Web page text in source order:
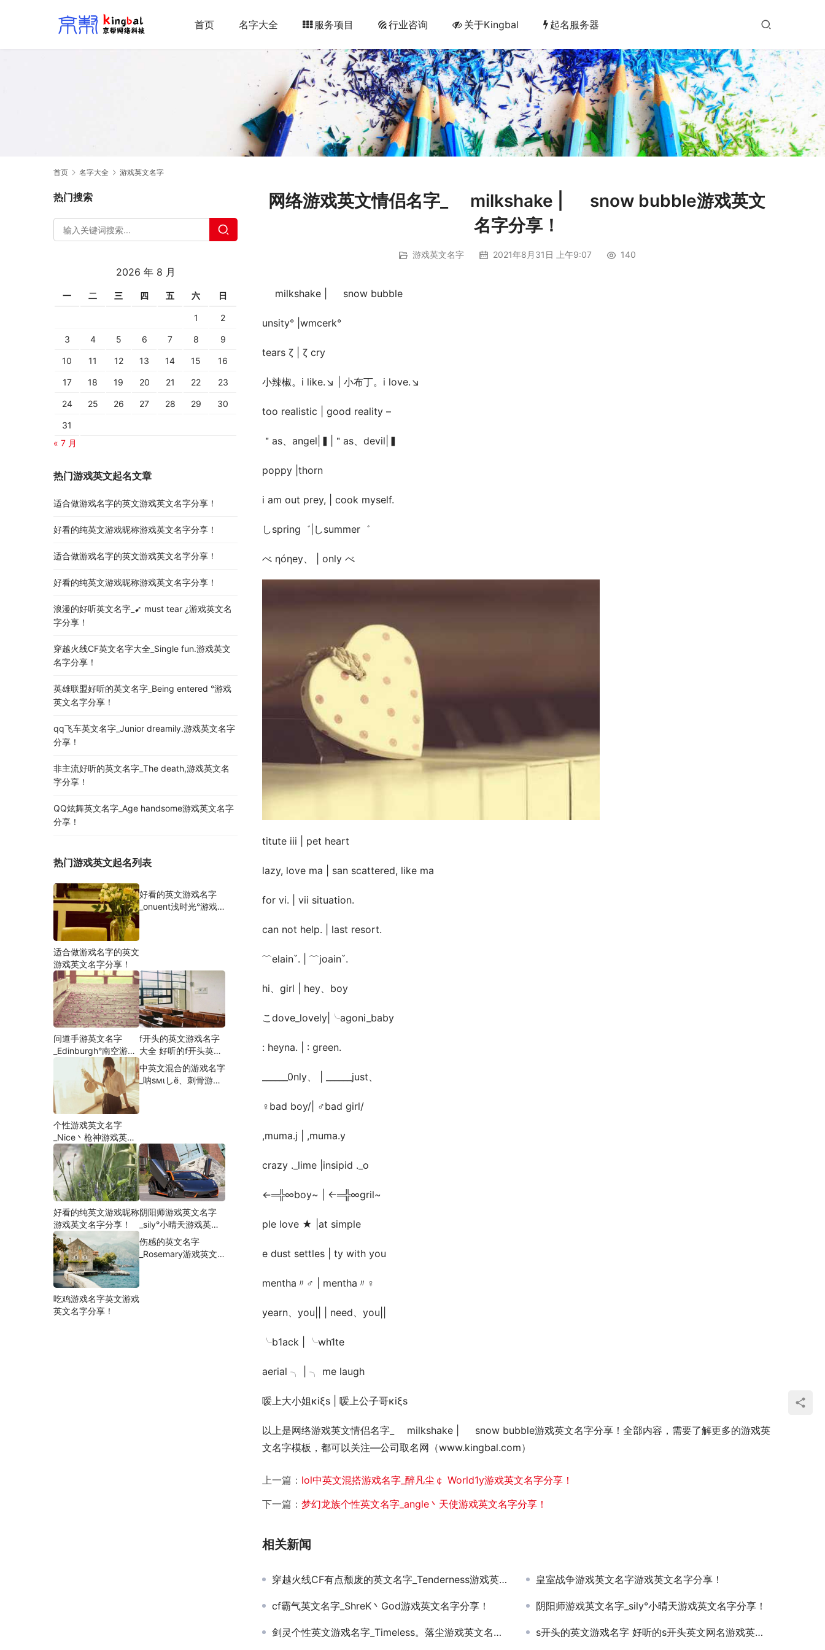
首页 名字大全 服务项目 行业咨询 关于Kingbal 起名服务器
首页 名字大全 游戏英文名字
网络游戏英文情侣名字_ゝ milkshake | ゝ snow bubble游戏英文
名字分享！
游戏英文名字 2021年8月31日 上午9:07 140
ゝ milkshake | ゝ snow bubble
unsity° |wmcerk°
tears ζ | ζ cry
小辣椒。i like.↘ | 小布丁。i love.↘
too realistic | good reality –
＂as、angel|▍|＂as、devil|▍
poppy |thorn
i am out prey, | cook myself.
しspring゛|しsummer゛
べ ηóηey、 | оnly べ
titute iii | pet heart
lazy, love ma | san scattered, like ma
for vi. | vii situation.
can not help. | last resort.
﹌elainˇ. | ﹌joainˇ.
hi、girl | hey、boy
こdove_lovely|╰agoni_baby
: heyna. | : green.
______0nly、 | ______just、
♀bad boy/| ♂bad girl/
,muma.j | ,muma.y
crazy ._lime |insipid ._o
←═╬∞boy~ | ←═╬∞gril~
ple love ★ |at simple
e dust settles | ty with you
mentha〃♂ | mentha〃♀
yearn、you|| | need、you||
╰b1ack | ╰wh1te
aerial ╮ | ╮ me laugh
嗳上大小姐κiξs | 嗳上公子哥κiξs
以上是网络游戏英文情侣名字_ゝ milkshake | ゝ snow bubble游戏英文名字分享！全部内容，需要了解更多的游戏英
文名字模板，都可以关注—公司取名网（www.kingbal.com）
上一篇： lol中英文混搭游戏名字_醉凡尘￠ World1y游戏英文名字分享！
下一篇： 梦幻龙族个性英文名字_angle丶天使游戏英文名字分享！
相关新闻
穿越火线CF有点颓废的英文名字_Tenderness游戏英文名字分享！ 皇室战争游戏英文名字游戏英文名字分享！
cf霸气英文名字_ShreK丶God游戏英文名字分享！ 阴阳师游戏英文名字_sily°小晴天游戏英文名字分享！
剑灵个性英文游戏名字_Timeless。落尘游戏英文名字分享！ s开头的英文游戏名字 好听的s开头英文网名游戏英文名字分享！
热门搜索
2026 年 8 月
一 二 三 四 五 六 日
1 2
3 4 5 6 7 8 9
10 11 12 13 14 15 16
17 18 19 20 21 22 23
24 25 26 27 28 29 30
31
« 7 月
热门游戏英文起名文章
适合做游戏名字的英文游戏英文名字分享！
好看的纯英文游戏昵称游戏英文名字分享！
适合做游戏名字的英文游戏英文名字分享！
好看的纯英文游戏昵称游戏英文名字分享！
浪漫的好听英文名字_➹ must tear ¿游戏英文名
字分享！
穿越火线CF英文名字大全_Single fun.游戏英文
名字分享！
英雄联盟好听的英文名字_Being entered °游戏
英文名字分享！
qq飞车英文名字_Junior dreamily.游戏英文名字
分享！
非主流好听的英文名字_The death,游戏英文名
字分享！
QQ炫舞英文名字_Age handsome游戏英文名字
分享！
热门游戏英文起名列表
适合做游戏名字的英文
游戏英文名字分享！
好看的英文游戏名字
_onuent浅时光°游戏
问道手游英文名字
_Edinburgh°南空游戏
英文名字分享！
f开头的英文游戏名字
大全 好听的f开头英文
网名游戏英文名字分
享！
个性游戏英文名字
_Nice丶枪神游戏英文
名字分享！
中英文混合的游戏名字
_呐sмιしё、刺骨游戏
好看的纯英文游戏昵称
游戏英文名字分享！
阴阳师游戏英文名字
_sily°小晴天游戏英文
名字分享！
吃鸡游戏名字英文游戏
英文名字分享！
伤感的英文名字
_Rosemary游戏英文